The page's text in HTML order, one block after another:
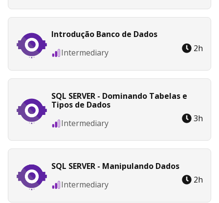
Introdução Banco de Dados
Intermediary
2h
SQL SERVER - Dominando Tabelas e
Tipos de Dados
Intermediary
3h
SQL SERVER - Manipulando Dados
Intermediary
2h